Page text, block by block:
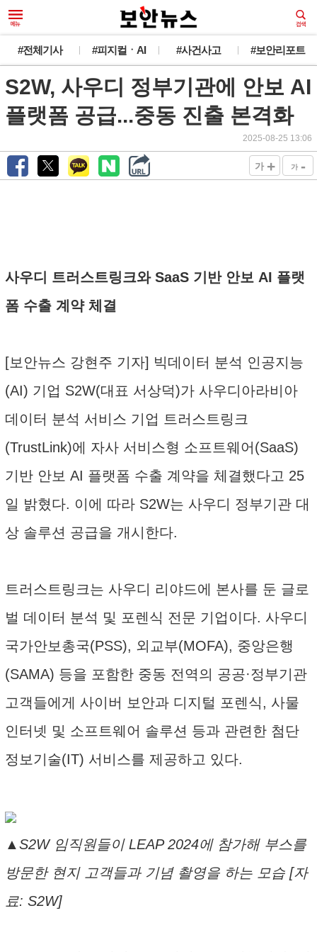
#전체기사 #피지컬ㆍAI #사건사고 #보안리포트
S2W, 사우디 정부기관에 안보 AI
플랫폼 공급...중동 진출 본격화
2025-08-25 13:06
가 + 가 -
사우디 트러스트링크와 SaaS 기반 안보 AI 플랫
폼 수출 계약 체결
[보안뉴스 강현주 기자] 빅데이터 분석 인공지능
(AI) 기업 S2W(대표 서상덕)가 사우디아라비아
데이터 분석 서비스 기업 트러스트링크
(TrustLink)에 자사 서비스형 소프트웨어(SaaS)
기반 안보 AI 플랫폼 수출 계약을 체결했다고 25
일 밝혔다. 이에 따라 S2W는 사우디 정부기관 대
상 솔루션 공급을 개시한다.
트러스트링크는 사우디 리야드에 본사를 둔 글로
벌 데이터 분석 및 포렌식 전문 기업이다. 사우디
국가안보총국(PSS), 외교부(MOFA), 중앙은행
(SAMA) 등을 포함한 중동 전역의 공공·정부기관
고객들에게 사이버 보안과 디지털 포렌식, 사물
인터넷 및 소프트웨어 솔루션 등과 관련한 첨단
정보기술(IT) 서비스를 제공하고 있다.
▲S2W 임직원들이 LEAP 2024에 참가해 부스를
방문한 현지 고객들과 기념 촬영을 하는 모습 [자
료: S2W]